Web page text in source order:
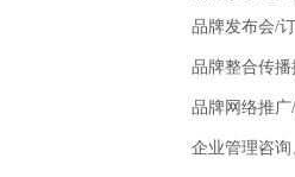
品牌发布会/
品牌整合传
品牌网络推
企业管理咨